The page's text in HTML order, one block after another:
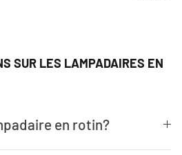
SUR LES LAMPADAIRES EN
en rotin?